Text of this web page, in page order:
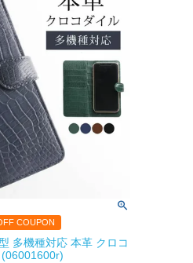
COUPON
多機種対応 本革 クロコ
(06001600r)